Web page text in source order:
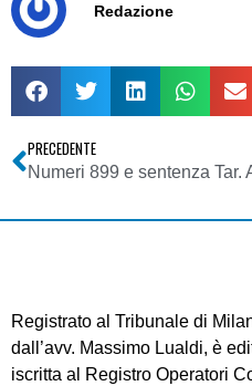
Redazione
PRECEDENTE
Registrato al Tribunale di
dall’avv. Massimo Lualdi, è
iscritta al Registro Operatori